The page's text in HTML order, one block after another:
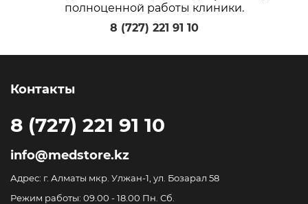
полноценной работы клиники.
8 (727) 221 91 10
Контакты
8 (727) 221 91 10
info@medstore.kz
Адрес: г. Алматы мкр. Улжан-1, ул. Бозарал 58
Режим работы: 09.00 - 18.00 Пн. Сб.